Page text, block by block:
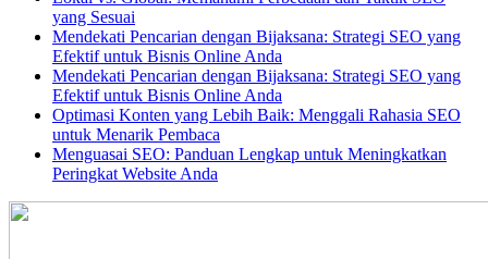
yang Sesuai
Mendekati Pencarian dengan Bijaksana: Strategi SEO yang
Efektif untuk Bisnis Online Anda
Mendekati Pencarian dengan Bijaksana: Strategi SEO yang
Efektif untuk Bisnis Online Anda
Optimasi Konten yang Lebih Baik: Menggali Rahasia SEO
untuk Menarik Pembaca
Menguasai SEO: Panduan Lengkap untuk Meningkatkan
Peringkat Website Anda